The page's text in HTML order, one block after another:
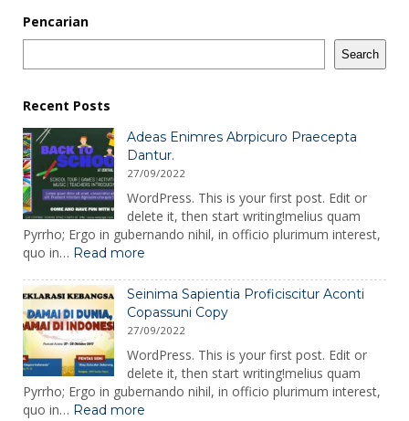
Pencarian
Search
Recent Posts
Adeas Enimres Abrpicuro Praecepta
Dantur.
27/09/2022
WordPress. This is your first post. Edit or
delete it, then start writing!melius quam
Pyrrho; Ergo in gubernando nihil, in officio plurimum interest,
quo in… Read more
Enimres
Abrpicuro
Praecepta
Dantur.
Seinima Sapientia Proficiscitur Aconti
Copassuni Copy
27/09/2022
WordPress. This is your first post. Edit or
delete it, then start writing!melius quam
Pyrrho; Ergo in gubernando nihil, in officio plurimum interest,
quo in… Read more